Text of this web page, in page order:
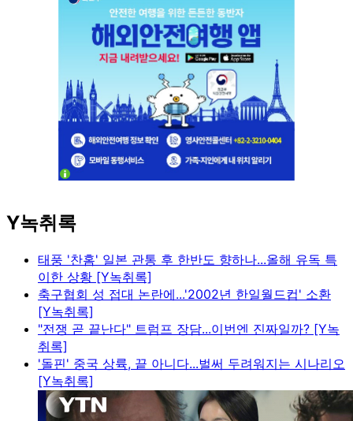
Y녹취록
태풍 '찬홈' 일본 관통 후 한반도 향하나...올해 유독 특
이한 상황 [Y녹취록]
축구협회 성 접대 논란에...'2002년 한일월드컵' 소환
[Y녹취록]
"전쟁 곧 끝난다" 트럼프 장담...이번엔 진짜일까? [Y녹
취록]
'돌핀' 중국 상륙, 끝 아니다...벌써 두려워지는 시나리오
[Y녹취록]